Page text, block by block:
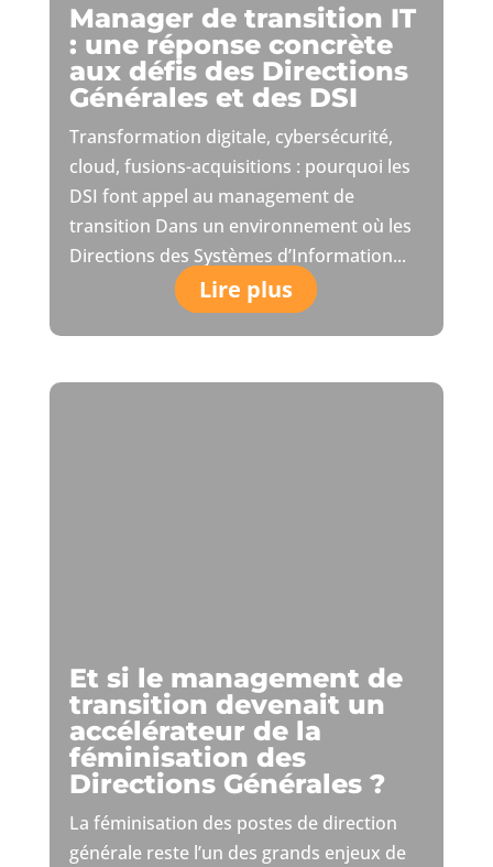
Manager de transition IT
: une réponse concrète
aux défis des Directions
Générales et des DSI
Transformation digitale, cybersécurité,
cloud, fusions-acquisitions : pourquoi les
DSI font appel au management de
transition Dans un environnement où les
Directions des Systèmes d’Information...
Lire plus
Et si le management de
transition devenait un
accélérateur de la
féminisation des
Directions Générales ?
La féminisation des postes de direction
générale reste l’un des grands enjeux de